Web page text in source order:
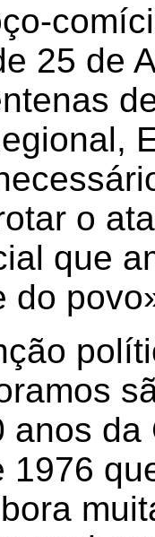
25 de
o
que
do
anos
1976